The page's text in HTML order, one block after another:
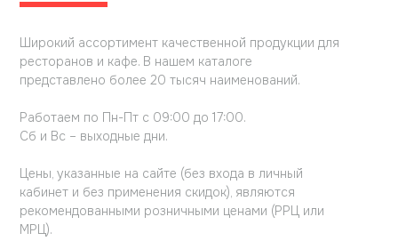
Широкий ассортимент качественной продукции для
ресторанов и кафе. В нашем каталоге
представлено более 20 тысяч наименований.
Работаем по Пн-Пт с 09:00 до 17:00.
Сб и Вс – выходные дни.
Цены, указанные на сайте (без входа в личный
кабинет и без применения скидок), являются
рекомендованными розничными ценами (РРЦ или
МРЦ).